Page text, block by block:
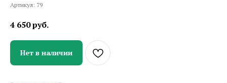
Артикул: 79
4 650руб.
Нет в наличии